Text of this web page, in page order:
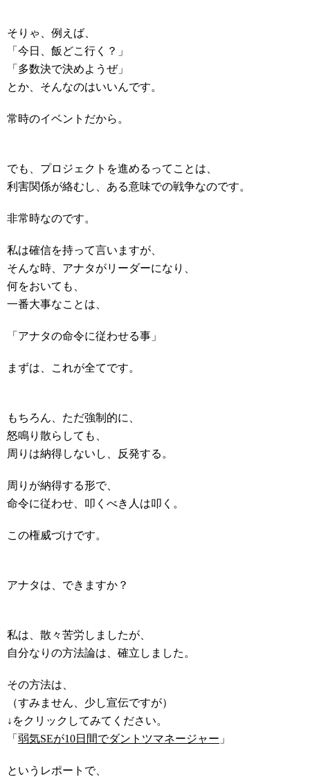
そりゃ、例えば、
「今日、飯どこ行く？」
「多数決で決めようぜ」
とか、そんなのはいいんです。
常時のイベントだから。
でも、プロジェクトを進めるってことは、
利害関係が絡むし、ある意味での戦争なのです。
非常時なのです。
私は確信を持って言いますが、
そんな時、アナタがリーダーになり、
何をおいても、
一番大事なことは、
「アナタの命令に従わせる事」
まずは、これが全てです。
もちろん、ただ強制的に、
怒鳴り散らしても、
周りは納得しないし、反発する。
周りが納得する形で、
命令に従わせ、叩くべき人は叩く。
この権威づけです。
アナタは、できますか？
私は、散々苦労しましたが、
自分なりの方法論は、確立しました。
その方法は、
（すみません、少し宣伝ですが）
↓をクリックしてみてください。
「 弱気SEが10日間でダントツマネージャー 」
というレポートで、